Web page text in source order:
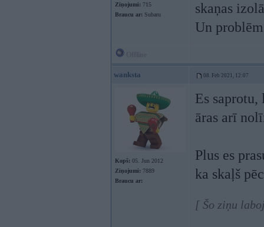
Ziņojumi: 715
Braucu ar: Subaru
skaņas
Un
wanksta 08. Feb 2021, 12:07
Kopš: 05. Jun 2012
Ziņojumi: 7889
Braucu ar:
Es
āras arī
Plus es
ka skaļš
[ Šo ziņu